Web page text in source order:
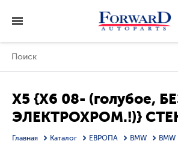
X5 {X6 08- (голубое,
ЭЛЕКТРОХРОМ.!)}
ЗЕРКАЛА ПРАВ
Главная Каталог ЕВРОПА BMW
BMW